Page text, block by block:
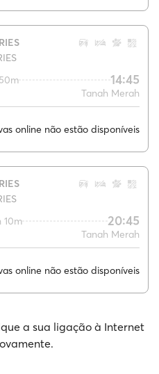
14:45
Tanah Merah
online não estão disponíveis
10m 20:45
Tanah Merah
online não estão disponíveis
a sua ligação à Internet